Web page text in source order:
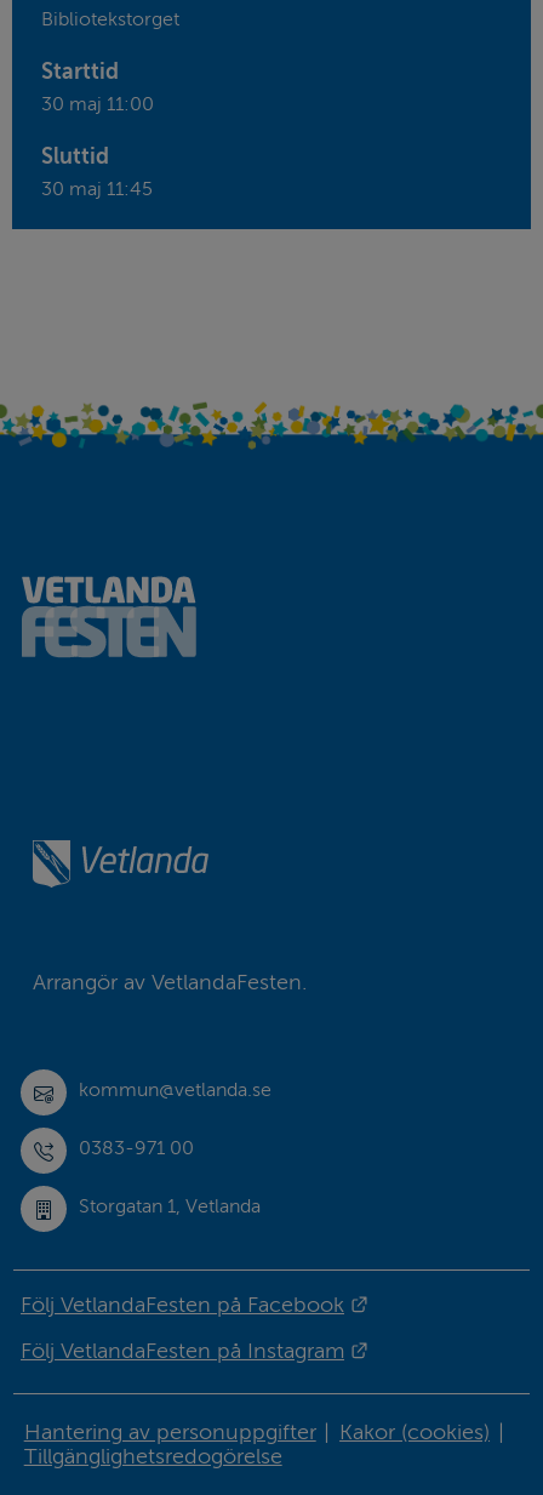
Bibliotekstorget
Starttid
30 maj 11:00
Sluttid
30 maj 11:45
Arrangör av VetlandaFesten.
kommun@vetlanda.se
0383-971 00
Storgatan 1, Vetlanda
Följ VetlandaFesten på Facebook
Följ VetlandaFesten på Instagram
Hantering av personuppgifter | Kakor (cookies) |
Tillgänglighetsredogörelse